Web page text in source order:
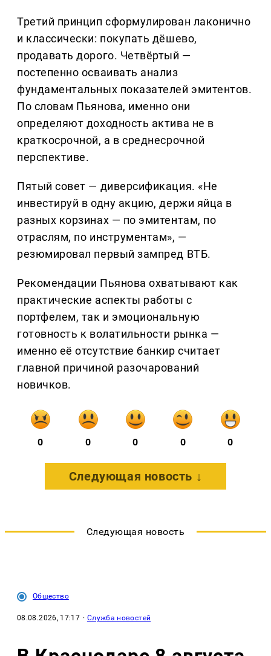
Третий принцип сформулирован лаконично
и классически: покупать дёшево,
продавать дорого. Четвёртый —
постепенно осваивать анализ
фундаментальных показателей эмитентов.
По словам Пьянова, именно они
определяют доходность актива не в
краткосрочной, а в среднесрочной
перспективе.
Пятый совет — диверсификация. «Не
инвестируй в одну акцию, держи яйца в
разных корзинах — по эмитентам, по
отраслям, по инструментам», —
резюмировал первый зампред ВТБ.
Рекомендации Пьянова охватывают как
практические аспекты работы с
портфелем, так и эмоциональную
готовность к волатильности рынка —
именно её отсутствие банкир считает
главной причиной разочарований
новичков.
0 0 0 0 0
Следующая новость ↓
Следующая новость
Общество
08.08.2026, 17:17 · Служба новостей